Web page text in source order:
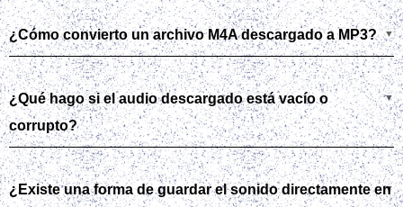
¿Cómo convierto un archivo M4A descargado a MP3?
¿Qué hago si el audio descargado está vacío o
corrupto?
¿Existe una forma de guardar el sonido directamente en